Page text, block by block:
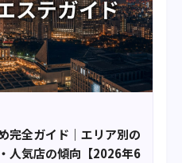
完全ガイド｜エリア別の
人気店の傾向【2026年6